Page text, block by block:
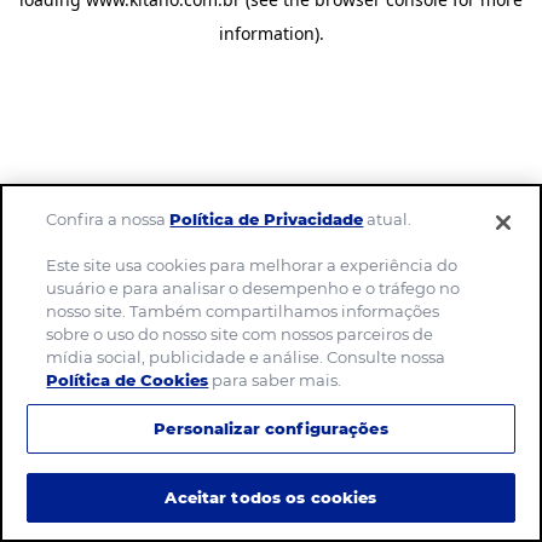
information).
Confira a nossaPolítica de Privacidadeatual.
Este site usa cookies para melhorar a experiência do
usuário e para analisar o desempenho e o tráfego no
nosso site. Também compartilhamos informações
sobre o uso do nosso site com nossos parceiros de
mídia social, publicidade e análise. Consulte nossa
Política de Cookies para saber mais.
Personalizar configurações
Aceitar todos os cookies